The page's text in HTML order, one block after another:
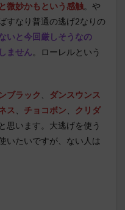
微妙かもという感触。や
すなり普通の逃げ2なりの
いと今回厳しそうなの
ません。ローレルという
ブラック
ダンスウンス
ス チョコボン
クリダ
思います。大逃げを使う
いたいですが、ない人は